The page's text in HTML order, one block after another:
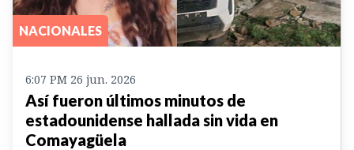
NACIONALES
6:07 PM 26 jun. 2026
Así fueron últimos minutos de
estadounidense hallada sin vida en
Comayagüela